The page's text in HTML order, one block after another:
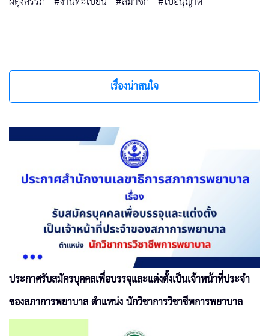
เรื่องน่าสนใจ
ประกาศรับสมัครบุคคลเพื่อบรรจุและแต่งตั้งเป็นเจ้าหน้าที่ประจำ
ของสภาการพยาบาล ตำแหน่ง นักวิชาการวิชาชีพการพยาบาล